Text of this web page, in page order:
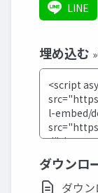
LINE
埋め込む
ダウンロ
ダウ